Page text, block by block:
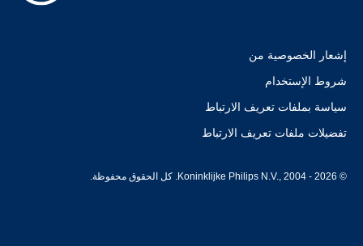
إشعار الخصوصية من
شروط الإستخدام
سياسة بملفات تعريف الارتباط
تفضيلات ملفات تعريف الارتباط
© Koninklijke Philips N.V., 2004 - 2026. كل الحقوق محفوظة.